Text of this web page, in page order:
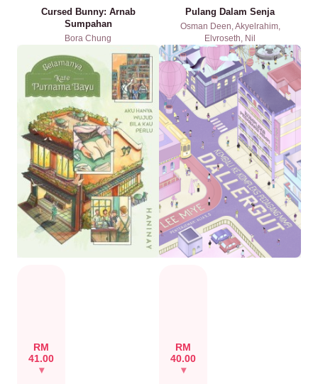
Cursed Bunny: Arnab
Sumpahan
Bora Chung
Pulang Dalam Senja
Osman Deen,Akyelrahim,
Elvroseth, Nil
RM
41.00
RM
40.00